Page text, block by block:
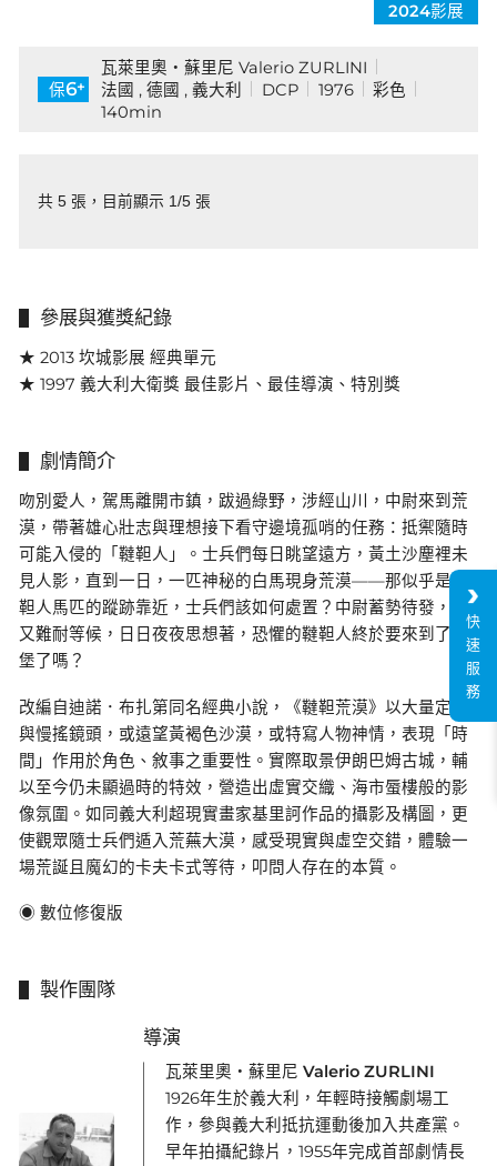
2024影展
保6+
瓦萊里奧・蘇里尼 Valerio ZURLINI
法國 , 德國 , 義大利
DCP 1976
彩色
140min
共 5 張，目前顯示 1/5 張
參展與獲獎紀錄
★ 2013 坎城影展 經典單元
★ 1997 義大利大衛獎 最佳影片、最佳導演、特別獎
劇情簡介
吻別愛人，駕馬離開市鎮，跋過綠野，涉經山川，中尉來到荒
漠，帶著雄心壯志與理想接下看守邊境孤哨的任務：抵禦隨時
可能入侵的「韃靼人」。士兵們每日眺望遠方，黃土沙塵裡未
見人影，直到一日，一匹神秘的白馬現身荒漠——那似乎是韃
靼人馬匹的蹤跡靠近，士兵們該如何處置？中尉蓄勢待發，卻
又難耐等候，日日夜夜思想著，恐懼的韃靼人終於要來到了城
堡了嗎？
改編自迪諾．布扎第同名經典小說，《韃靼荒漠》以大量定鏡
與慢搖鏡頭，或遠望黃褐色沙漠，或特寫人物神情，表現「時
間」作用於角色、敘事之重要性。實際取景伊朗巴姆古城，輔
以至今仍未顯過時的特效，營造出虛實交織、海市蜃樓般的影
像氛圍。如同義大利超現實畫家基里訶作品的攝影及構圖，更
使觀眾隨士兵們遁入荒蕪大漠，感受現實與虛空交錯，體驗一
場荒誕且魔幻的卡夫卡式等待，叩問人存在的本質。
◉ 數位修復版
製作團隊
導演
瓦萊里奧・蘇里尼 Valerio ZURLINI
1926年生於義大利，年輕時接觸劇場工
作，參與義大利抵抗運動後加入共產黨。
早年拍攝紀錄片，1955年完成首部劇情長
快
速
服
務